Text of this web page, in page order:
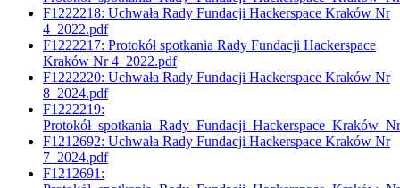
F1222218: Uchwała Rady Fundacji Hackerspace Kraków Nr
4_2022.pdf
F1222217: Protokół spotkania Rady Fundacji Hackerspace
Kraków Nr 4_2022.pdf
F1222220: Uchwała Rady Fundacji Hackerspace Kraków Nr
8_2024.pdf
F1222219:
F1212692: Uchwała Rady Fundacji Hackerspace Kraków Nr
7_2024.pdf
F1212691: